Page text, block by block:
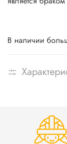
В наличии